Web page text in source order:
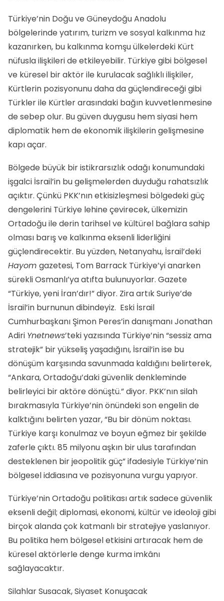
Türkiye’nin Doğu ve Güneydoğu Anadolu
bölgelerinde yatırım, turizm ve sosyal kalkınma hız
kazanırken, bu kalkınma komşu ülkelerdeki Kürt
nüfusla ilişkileri de etkileyebilir. Türkiye gibi bölgesel
ve küresel bir aktör ile kurulacak sağlıklı ilişkiler,
Kürtlerin pozisyonunu daha da güçlendireceği gibi
Türkler ile Kürtler arasındaki bağın kuvvetlenmesine
de sebep olur. Bu güven duygusu hem siyasi hem
diplomatik hem de ekonomik ilişkilerin gelişmesine
kapı açar.
Bölgede büyük bir istikrarsızlık odağı konumundaki
işgalci İsrail’in bu gelişmelerden duyduğu rahatsızlık
açıktır. Çünkü PKK’nın etkisizleşmesi bölgedeki güç
dengelerini Türkiye lehine çevirecek, ülkemizin
Ortadoğu ile derin tarihsel ve kültürel bağlara sahip
olması barış ve kalkınma eksenli liderliğini
güçlendirecektir. Bu yüzden, Netanyahu, İsrail’deki
Hayom gazetesi, Tom Barrack Türkiye’yi anarken
sürekli Osmanlı’ya atıfta bulunuyorlar. Gazete
“Türkiye, yeni İran’dır!” diyor. Zira artık Suriye’de
İsrail’in burnunun dibindeyiz. Eski İsrail
Cumhurbaşkanı Şimon Peres’in danışmanı Jonathan
Adiri Ynetnews’teki yazısında Türkiye’nin “sessiz ama
stratejik” bir yükseliş yaşadığını, İsrail’in ise bu
dönüşüm karşısında savunmada kaldığını belirterek,
“Ankara, Ortadoğu’daki güvenlik denkleminde
belirleyici bir aktöre dönüştü.” diyor. PKK’nın silah
bırakmasıyla Türkiye’nin önündeki son engelin de
kalktığını belirten yazar, “Bu bir dönüm noktası.
Türkiye karşı konulmaz ve boyun eğmez bir şekilde
zaferle çıktı. 85 milyonu aşkın bir ulus tarafından
desteklenen bir jeopolitik güç” ifadesiyle Türkiye’nin
bölgesel iddiasına ve pozisyonuna vurgu yapıyor.
Türkiye’nin Ortadoğu politikası artık sadece güvenlik
eksenli değil; diplomasi, ekonomi, kültür ve ideoloji gibi
birçok alanda çok katmanlı bir stratejiye yaslanıyor.
Bu politika hem bölgesel etkisini artıracak hem de
küresel aktörlerle denge kurma imkânı
sağlayacaktır.
Silahlar Susacak, Siyaset Konuşacak